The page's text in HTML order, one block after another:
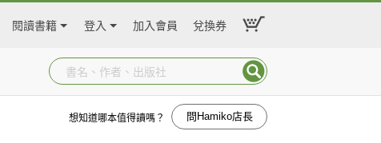
閱讀書籍 登入 加入會員 兌換券
想知道哪本值得讀嗎？ 問Hamiko店長